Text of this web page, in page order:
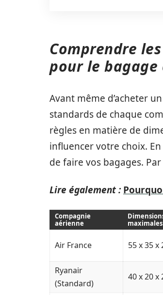
Comprendre
pour le bagage
Avant même d’acheter
standards de chaque
règles en matière de
influencer votre choix.
de faire vos bagages.
Lire également :
Compagnie
aérienne
maximales
Air France 55 x 35 x
Ryanair
(Standard)
40 x 20 x